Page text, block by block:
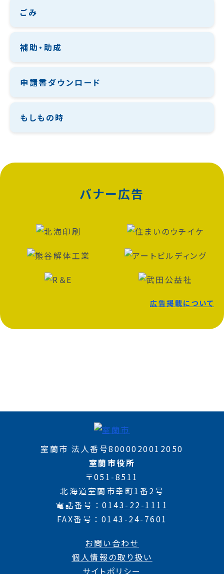
ごみ
補助・助成
申請書ダウンロード
もしもの時
バナー広告
広告掲載について
室蘭市 法人番号8000020012050
室蘭市役所
〒051-8511
北海道室蘭市幸町1番2号
電話番号
0143-22-1111
FAX番号
0143-24-7601
お問い合わせ
個人情報の取り扱い
サイトポリシー